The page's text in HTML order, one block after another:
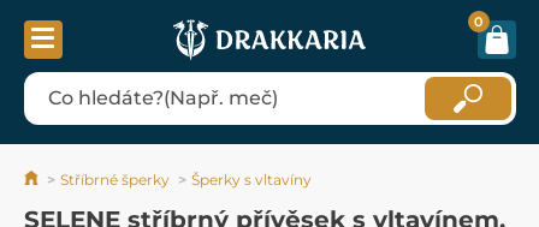
0
Stříbrné šperky Šperky s vltavíny
SELENE stříbrný přívěsek s vltavínem,